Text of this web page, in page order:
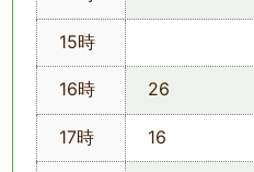
15時
16時 26
17時 16